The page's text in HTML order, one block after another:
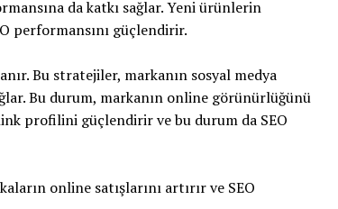
da katkı sağlar. Yeni ürünlerin
performansını güçlendirir.
Bu stratejiler, markanın sosyal medya
Bu durum, markanın online görünürlüğünü
profilini güçlendirir ve bu durum da SEO
online satışlarını artırır ve SEO